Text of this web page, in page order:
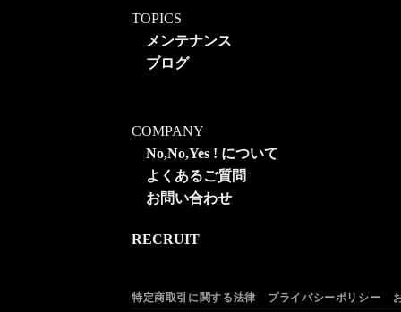
TOPICS
メンテナンス
ブログ
COMPANY
No,No,Yes ! について
よくあるご質問
お問い合わせ
RECRUIT
特定商取引に関する法律 プライバシーポリシー